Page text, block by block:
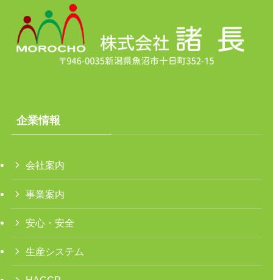
企業情報
会社案内
事業案内
安心・安全
生産システム